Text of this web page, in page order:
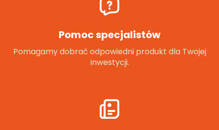
Pomoc specjalistów
Pomagamy dobrać odpowiedni produkt dla Twojej
inwestycji.